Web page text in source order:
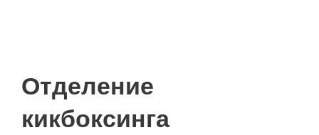
Отделение
кикбоксинга